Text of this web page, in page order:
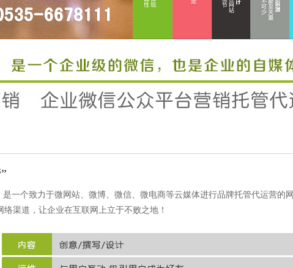
项目管理软件
人事管理系统
统
区块连+应用
区块链+宠物养成
区块
区块链+会员系统
区块链
数字资产行情系统
区块链
是一个致力于微网站、微博、微信、微电商等云媒体进行品牌托管代运营的
渠道，让企业在互联网上立于不败之地！